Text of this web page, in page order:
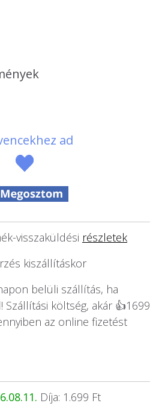
ad
visszaküldési részletek
kiszállításkor
belüli szállítás, ha
Szállítási költség, akár 👍1699
az online fizetést
Díja: 1.699 Ft